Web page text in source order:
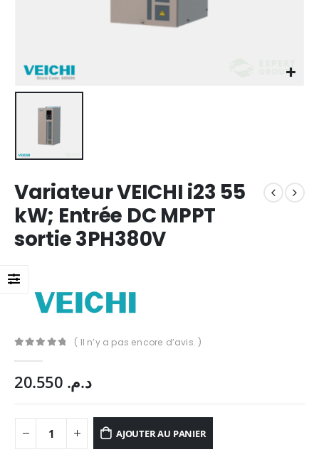
Variateur VEICHI i23 55
kW; Entrée DC MPPT
sortie 3PH380V
( Il n’y a pas encore d’avis. )
د.م.
AJOUTER AU PANIER